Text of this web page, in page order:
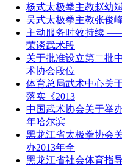
杨式太极拳主教赵幼
吴式太极拳主教张俊
主动服务时效持续
荣谈武术段
关于批准设立第二批
术协会段位
体育总局武术中心关
落实《2013
中国武术协会关于举
年哈尔滨
黑龙江省太极拳协会
办2013年全
黑龙江省社会体育指